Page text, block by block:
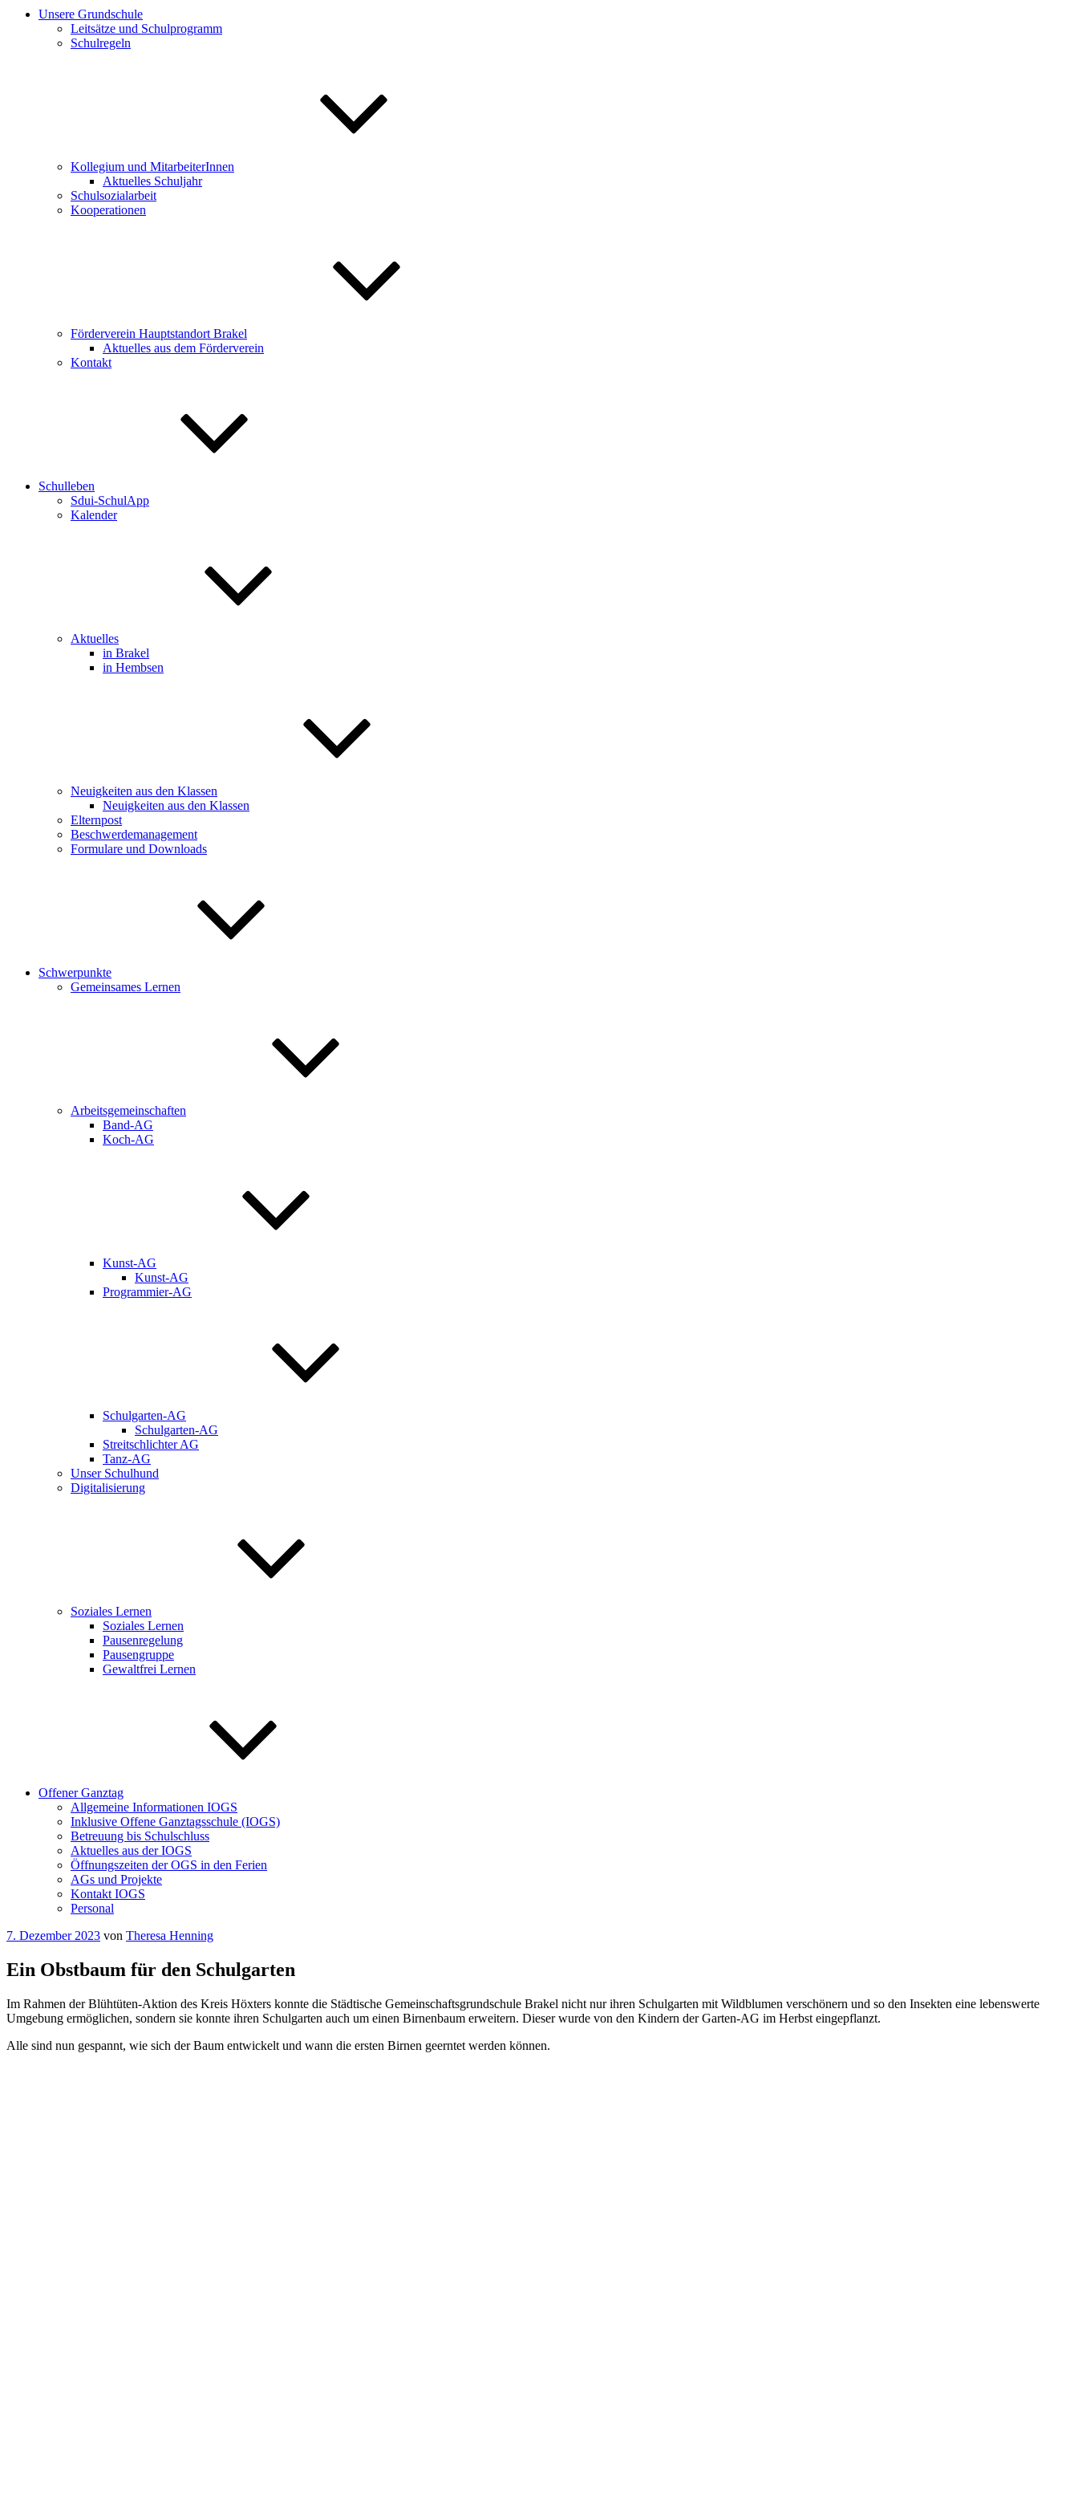
Unsere Grundschule
Leitsätze und Schulprogramm
Schulregeln
Kollegium und MitarbeiterInnen
Aktuelles Schuljahr
Schulsozialarbeit
Kooperationen
Förderverein Hauptstandort Brakel
Aktuelles aus dem Förderverein
Kontakt
Schulleben
Sdui-SchulApp
Kalender
Aktuelles
in Brakel
in Hembsen
Neuigkeiten aus den Klassen
Neuigkeiten aus den Klassen
Elternpost
Beschwerdemanagement
Formulare und Downloads
Schwerpunkte
Gemeinsames Lernen
Arbeitsgemeinschaften
Band-AG
Koch-AG
Kunst-AG
Kunst-AG
Programmier-AG
Schulgarten-AG
Schulgarten-AG
Streitschlichter AG
Tanz-AG
Unser Schulhund
Digitalisierung
Soziales Lernen
Soziales Lernen
Pausenregelung
Pausengruppe
Gewaltfrei Lernen
Offener Ganztag
Allgemeine Informationen IOGS
Inklusive Offene Ganztagsschule (IOGS)
Betreuung bis Schulschluss
Aktuelles aus der IOGS
Öffnungszeiten der OGS in den Ferien
AGs und Projekte
Kontakt IOGS
Personal
Veröffentlicht
7. Dezember 2023 von Theresa Henning
Ein Obstbaum für den Schulgarten
Im Rahmen der Blühtüten-Aktion des Kreis Höxters konnte die Städtische Gemeinschaftsgrundschule Brakel nicht nur ihren Schulgarten mit Wildblumen verschönern und so den Insekten eine lebenswerte
Umgebung ermöglichen, sondern sie konnte ihren Schulgarten auch um einen Birnenbaum erweitern. Dieser wurde von den Kindern der Garten-AG im Herbst eingepflanzt.
Alle sind nun gespannt, wie sich der Baum entwickelt und wann die ersten Birnen geerntet werden können.